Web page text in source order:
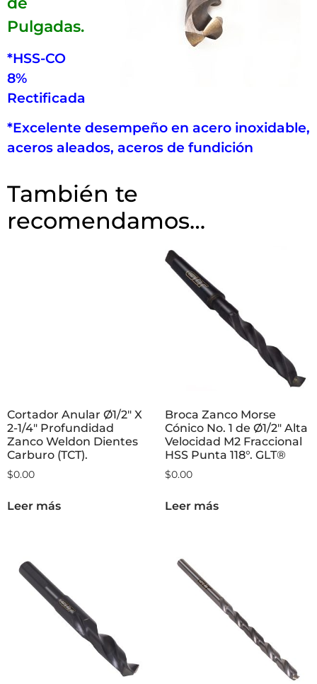
Pulgadas.
*HSS-CO
8%
Rectificada
*Excelente desempeño en acero inoxidable,
aceros aleados, aceros de fundición
También te
recomendamos…
Cortador Anular Ø1/2″ X
2-1/4″ Profundidad
Zanco Weldon Dientes
Carburo (TCT).
$0.00
Leer más
Broca Zanco Morse
Cónico No. 1 de Ø1/2″ Alta
Velocidad M2 Fraccional
HSS Punta 118°. GLT®
$0.00
Leer más